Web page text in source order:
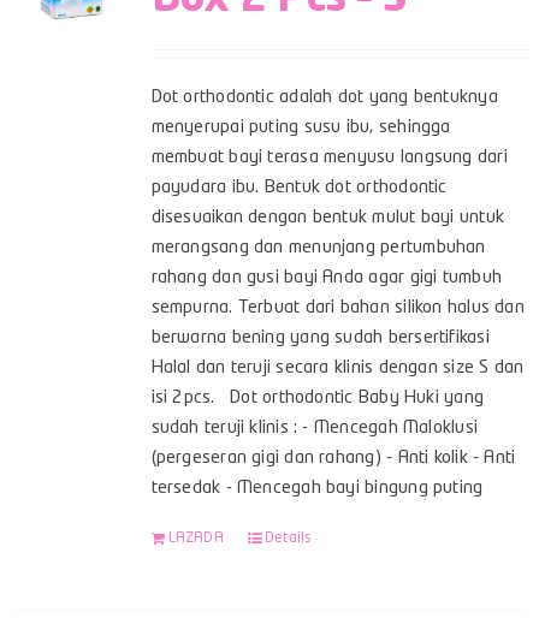
Dot orthodontic adalah dot yang bentuknya
menyerupai puting susu ibu, sehingga
membuat bayi terasa menyusu langsung dari
payudara ibu. Bentuk dot orthodontic
disesuaikan dengan bentuk mulut bayi untuk
merangsang dan menunjang pertumbuhan
rahang dan gusi bayi Anda agar gigi tumbuh
sempurna. Terbuat dari bahan silikon halus dan
berwarna bening yang sudah bersertifikasi
Halal dan teruji secara klinis dengan size S dan
isi 2pcs. Dot orthodontic Baby Huki yang
sudah teruji klinis : - Mencegah Maloklusi
(pergeseran gigi dan rahang) - Anti kolik - Anti
tersedak - Mencegah bayi bingung puting
LAZADA Details